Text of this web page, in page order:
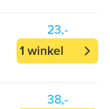
23,-
1 winkel
38,-